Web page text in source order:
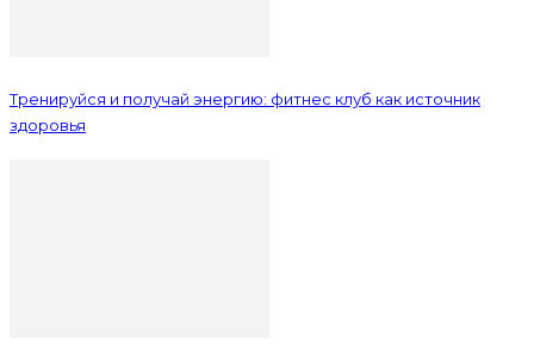
Тренируйся и получай энергию: фитнес клуб как источник
здоровья